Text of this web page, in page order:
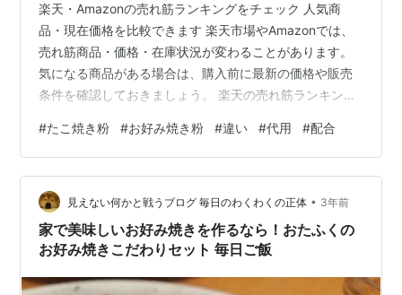
楽天・Amazonの売れ筋ランキングをチェック 人気商
品・現在価格を比較できます 楽天市場やAmazonでは、
売れ筋商品・価格・在庫状況が変わることがあります。
気になる商品がある場合は、購入前に最新の価格や販売
条件を確認しておきましょう。 楽天の売れ筋ランキング
ト還元・送料などは変更される場合があります。購入前
にリンク先で最新情報をご確認ください。 「たこ焼き粉
やお好み焼きの粉が少しだけ余っている。別の料理に使
えないかな？」――そんなときの不安や迷いを、解消す
るための記事です。 それぞれの粉の狙い（たこ焼きは“外
カリ中とろ”、お好み焼き…
#たこ焼き粉 #お好み焼き粉 #違い #代用 #配合
見えない何かと戦うブログ 毎日のわくわくの正体 • 3年前
家で美味しいお好み焼きを作るなら！おたふくの
お好み焼きこだわりセット 毎日ご飯